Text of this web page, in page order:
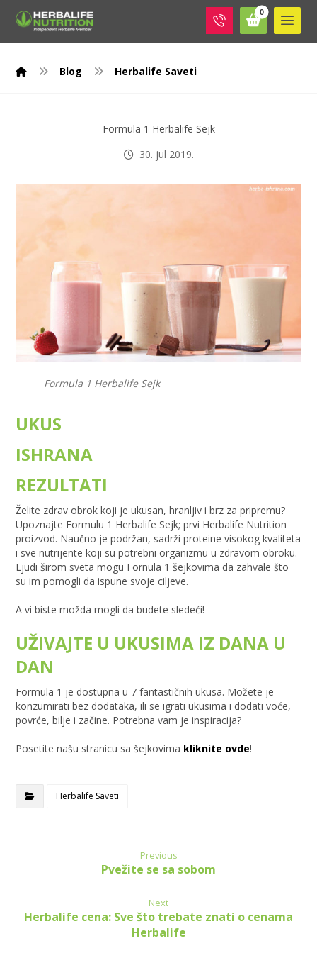
Blog Herbalife Saveti
Formula 1 Herbalife Sejk
30. jul 2019.
Formula 1 Herbalife Sejk
UKUS
ISHRANA
REZULTATI
Želite zdrav obrok koji je ukusan, hranljiv i brz za pripremu?
Upoznajte Formulu 1 Herbalife Sejk; prvi Herbalife Nutrition
proizvod. Naučno je podržan, sadrži proteine visokog kvaliteta
i sve nutrijente koji su potrebni organizmu u zdravom obroku.
Ljudi širom sveta mogu Fornula 1 šejkovima da zahvale što
su im pomogli da ispune svoje ciljeve.
A vi biste možda mogli da budete sledeći!
UŽIVAJTE U UKUSIMA IZ DANA U
DAN
Formula 1 je dostupna u 7 fantastičnih ukusa. Možete je
konzumirati bez dodataka, ili se igrati ukusima i dodati voće,
povrće, bilje i začine. Potrebna vam je inspiracija?
Posetite našu stranicu sa šejkovima kliknite ovde!
Herbalife Saveti
Previous
Pvežite se sa sobom
Next
Herbalife cena: Sve što trebate znati o cenama
Herbalife